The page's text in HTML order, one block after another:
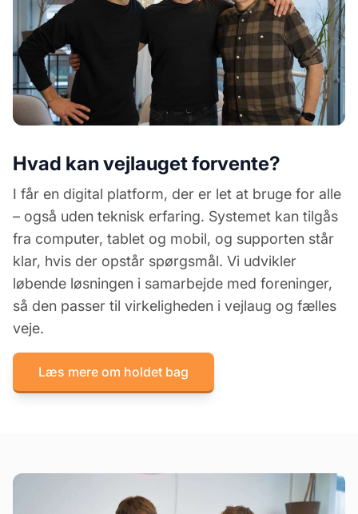
Hvad kan vejlauget forvente?
I får en digital platform, der er let at bruge for alle
– også uden teknisk erfaring. Systemet kan tilgås
fra computer, tablet og mobil, og supporten står
klar, hvis der opstår spørgsmål. Vi udvikler
løbende løsningen i samarbejde med foreninger,
så den passer til virkeligheden i vejlaug og fælles
veje.
Læs mere om holdet bag